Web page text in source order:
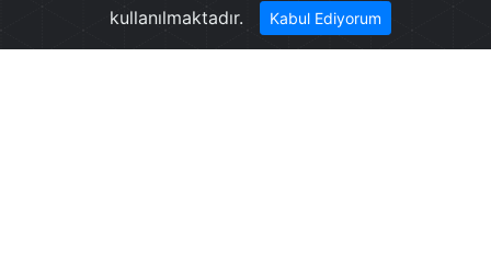
kullanılmaktadır.
Kabul Ediyorum